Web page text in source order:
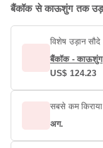
बैंकॉक से काऊशुंग तक
विशेष उड़ान सौदे
बैंकॉक - काऊशुंग
US$ 124.23
सबसे कम किराया
अग.